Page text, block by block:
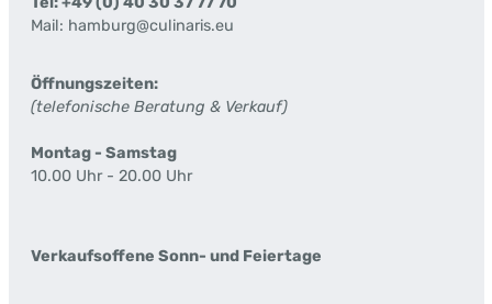
Mail: hamburg@culinaris.eu
Öffnungszeiten:
(telefonische Beratung & Verkauf)
Montag - Samstag
10.00 Uhr - 20.00 Uhr
Verkaufsoffene Sonn- und Feiertage